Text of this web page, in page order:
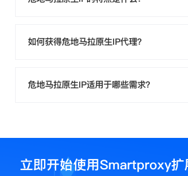
如何获得危地马拉原生IP代理？
危地马拉原生IP适用于哪些需求？
立即开始使用Smartproxy扩